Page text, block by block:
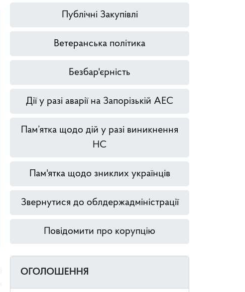
Публічні Закупівлі
Ветеранська політика
Безбар'єрність
Дії у разі аварії на Запорізькій АЕС
Пам’ятка щодо дій у разі виникнення
НС
Пам'ятка щодо зниклих українців
Звернутися до облдержадміністрації
Повідомити про корупцію
ОГОЛОШЕННЯ